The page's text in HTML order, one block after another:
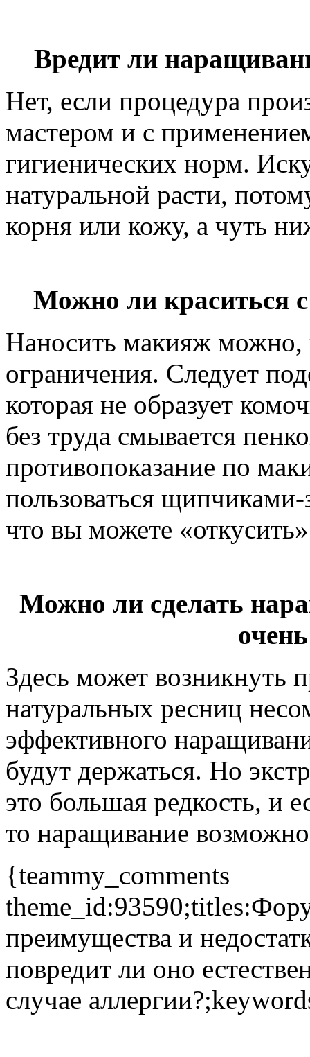
Вредит ли
Нет, если процедура
мастером и с
гигиенических норм.
натуральной расти,
корня или кожу, а чуть
Можно ли краситься
Наносить макияж можно,
ограничения. Следует
которая не образует
без труда смывается
противопоказание по
пользоваться
что вы можете
Можно ли сделать
Здесь может возникнуть
натуральных ресниц
эффективного
будут держаться. Но
это большая редкость, и
то наращивание
{teammy_comments
преимущества и
повредит ли оно
случае